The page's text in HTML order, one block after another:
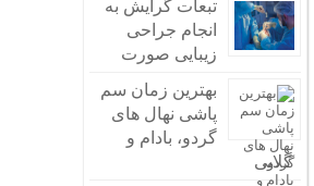
تبعات گرایش به
انجام جراحی
زیبایی صورت
بهترین زمان سم
پاشی نهال های
گردو، بادام و
گلابی